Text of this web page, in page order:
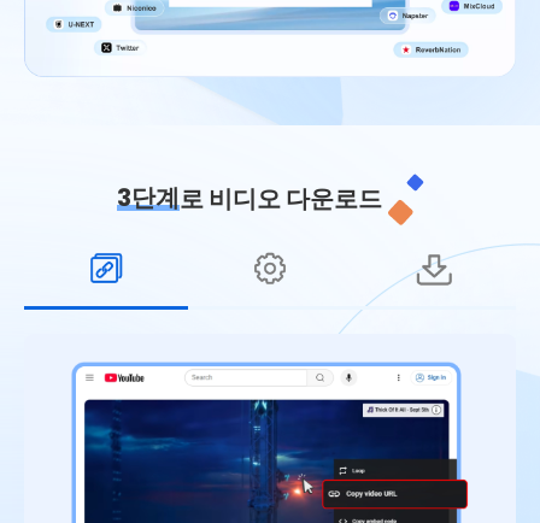
3단계로 비디오 다운로드